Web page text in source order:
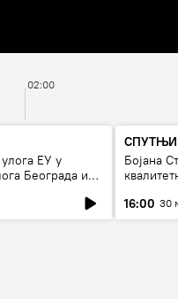
02:00
ЕУ у
Београда и
Бојана
16:00 30